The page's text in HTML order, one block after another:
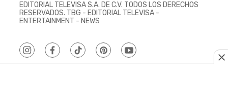
EDITORIAL TELEVISA S.A. DE C.V. TODOS LOS DERECHOS
RESERVADOS. TBG - EDITORIAL TELEVISA -
ENTERTAINMENT - NEWS
instagramfacebooktiktokpinterestyoutube